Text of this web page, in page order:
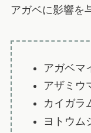
アガベに影響を
アガベマ
アザミウ
カイガラ
ヨトウム